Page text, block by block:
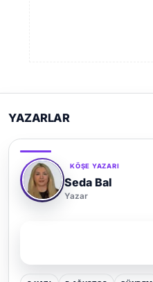
YAZARLAR
KÖŞE YAZARI
Adem Demir
Yazar